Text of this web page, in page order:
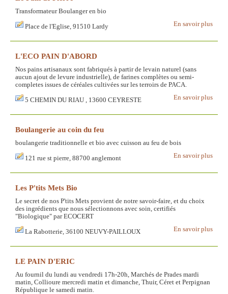
Transformateur Boulanger en bio
En savoir plus
Place de l'Eglise, 91510 Lardy
L'ECO PAIN D'ABORD
Nos pains artisanaux sont fabriqués à partir de levain naturel (sans
aucun ajout de levure industrielle), de farines complètes ou semi-
completes issues de céréales cultivées sur les terroirs de PACA.
En savoir plus
5 CHEMIN DU RIAU , 13600 CEYRESTE
Boulangerie au coin du feu
boulangerie traditionnelle et bio avec cuisson au feu de bois
En savoir plus
121 rue st pierre, 88700 anglemont
Les P'tits Mets Bio
Le secret de nos P'tits Mets provient de notre savoir-faire, et du choix
des ingrédients que nous sélectionnons avec soin, certifiés
"Biologique" par ECOCERT
En savoir plus
La Rabotterie, 36100 NEUVY-PAILLOUX
LE PAIN D'ERIC
Au fournil du lundi au vendredi 17h-20h, Marchés de Prades mardi
matin, Collioure mercredi matin et dimanche, Thuir, Céret et Perpignan
République le samedi matin.